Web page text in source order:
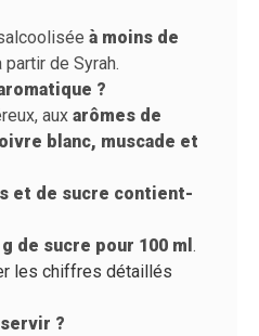
à moins de
partir de Syrah.
?
aux arômes de
blanc, muscade et
et de sucre contient-
de sucre pour 100 ml .
les chiffres détaillés
?